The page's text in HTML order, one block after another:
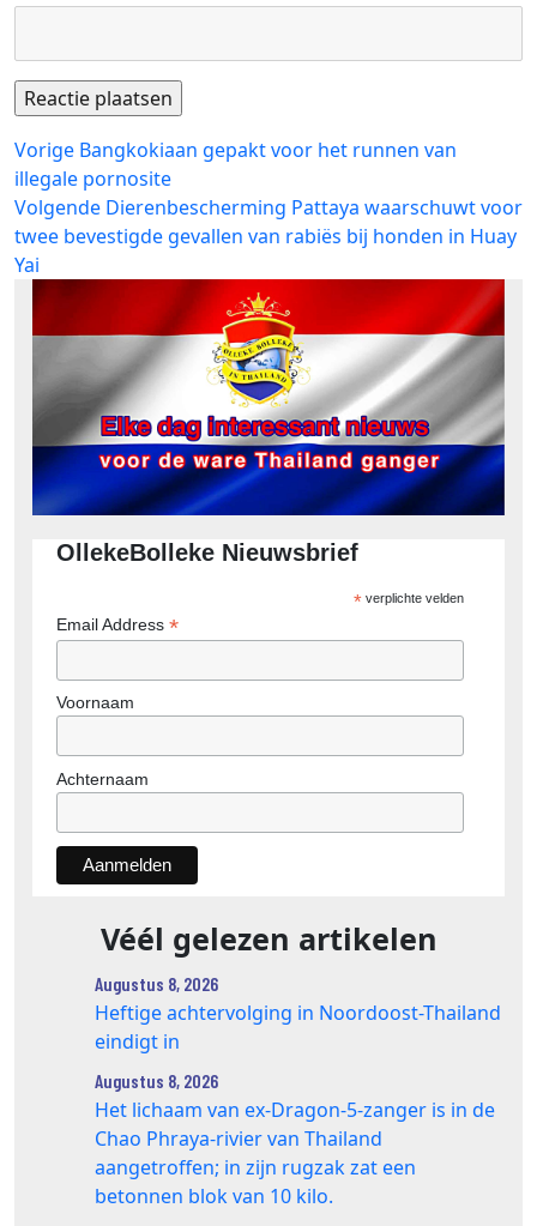
Bericht
navigatie
Vorige Vorig
bericht:
Bangkokiaan gepakt voor het runnen van
illegale pornosite
Volgende Volgend
bericht:
Dierenbescherming Pattaya waarschuwt voor
twee bevestigde gevallen van rabiës bij honden in Huay
Yai
OllekeBolleke Nieuwsbrief
*verplichte velden
Email Address *
Voornaam
Achternaam
Véél gelezen artikelen
Augustus 8, 2026
Heftige achtervolging in Noordoost-Thailand
eindigt in
Augustus 8, 2026
Het lichaam van ex-Dragon‑5‑zanger is in de
Chao Phraya‑rivier van Thailand
aangetroffen; in zijn rugzak zat een
betonnen blok van 10 kilo.